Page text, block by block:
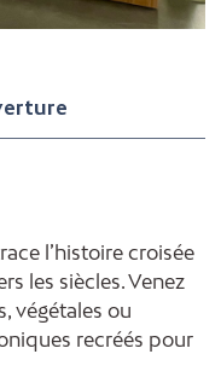
l’histoire croisée
les siècles. Venez
végétales ou
recréés pour